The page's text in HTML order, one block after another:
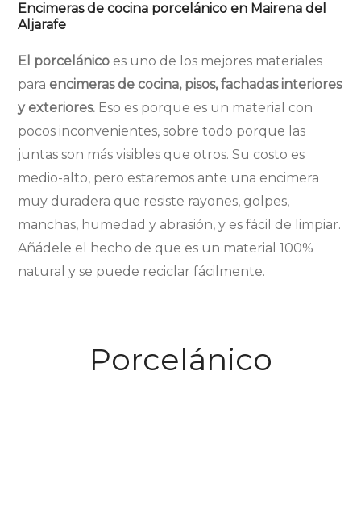
Encimeras de cocina porcelánico en Mairena del
Aljarafe
El porcelánico es uno de los mejores materiales
para encimeras de cocina, pisos, fachadas interiores
y exteriores. Eso es porque es un material con
pocos inconvenientes, sobre todo porque las
juntas son más visibles que otros. Su costo es
medio-alto, pero estaremos ante una encimera
muy duradera que resiste rayones, golpes,
manchas, humedad y abrasión, y es fácil de limpiar.
Añádele el hecho de que es un material 100%
natural y se puede reciclar fácilmente.
Porcelánico